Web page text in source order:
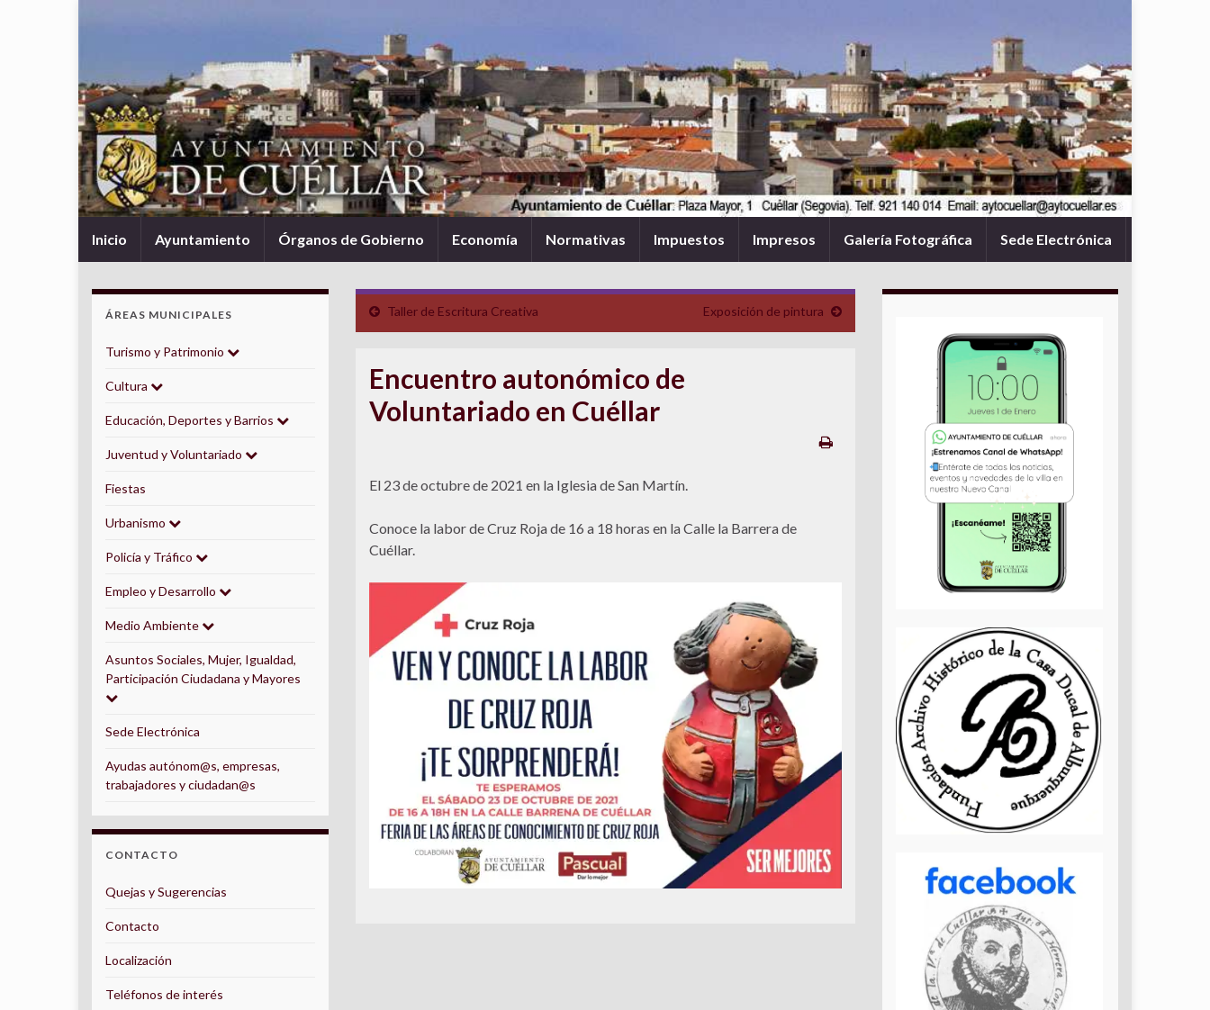
Inicio Ayuntamiento Órganos de Gobierno Economía Normativas Impuestos Impresos Galería Fotográfica Sede Electrónica
Taller de Escritura Creativa Exposición de pintura
Encuentro autonómico de
Voluntariado en Cuéllar
El 23 de octubre de 2021 en la Iglesia de San Martín.
Conoce la labor de Cruz Roja de 16 a 18 horas en la Calle la Barrera de
Cuéllar.
ÁREAS MUNICIPALES
Turismo y Patrimonio
Cultura
Educación, Deportes y Barrios
Juventud y Voluntariado
Fiestas
Urbanismo
Policía y Tráfico
Empleo y Desarrollo
Medio Ambiente
Asuntos Sociales, Mujer, Igualdad,
Participación Ciudadana y Mayores
Sede Electrónica
Ayudas autónom@s, empresas,
trabajadores y ciudadan@s
CONTACTO
Quejas y Sugerencias
Contacto
Localización
Teléfonos de interés